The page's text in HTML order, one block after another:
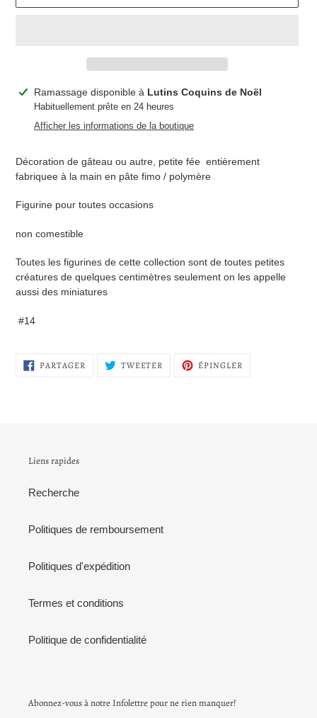
Ajout
produit
panier
Ramassage disponible à Lutins Coquins de Noël
Habituellement prête en 24 heures
Afficher les informations de la boutique
Décoration de gâteau ou autre, petite fée entièrement
fabriquee à la main en pâte fimo / polymère
Figurine pour toutes occasions
non comestible
Toutes les figurines de cette collection sont de toutes petites
créatures de quelques centimètres seulement on les appelle
aussi des miniatures
#14
PARTAGER PARTAGER
SUR
TWEETER TWEETERÉPINGLER
Liens rapides
Recherche
Politiques de remboursement
Politiques d'expédition
Termes et conditions
Politique de confidentialité
Abonnez-vous à notre Infolettre pour ne rien manquer!